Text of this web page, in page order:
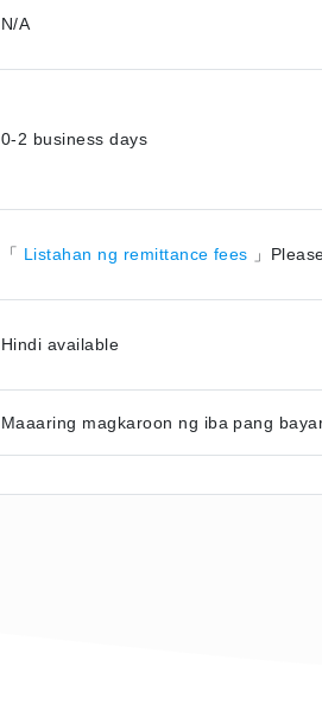
N/A
0-2 business days
「 Listahan ng remittance fees 」
Hindi available
Maaaring magkaroon ng iba pang